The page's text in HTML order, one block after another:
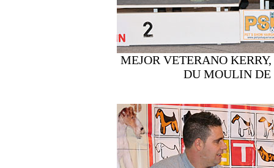
MEJOR VETERANO
DU MOULIN DE